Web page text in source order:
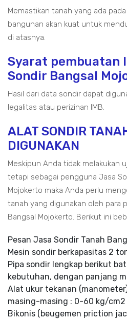
Memastikan tanah yang ada
bangunan akan kuat untuk
di atasnya.
Syarat pembuatan
Sondir Bangsal
Hasil dari data sondir dapat
legalitas atau perizinan IMB.
ALAT SONDIR
DIGUNAKAN
Meskipun Anda tidak melakukan
tetapi sebagai pengguna Jasa
Mojokerto maka Anda perlu
tanah yang digunakan oleh para
Bangsal Mojokerto. Berikut ini
Pesan Jasa Sondir Tanah
Mesin sondir berkapasitas 2
Pipa sondir lengkap berikut
kebutuhan, dengan panjang
Alat ukur tekanan
masing-masing : 0-60 kg/
Bikonis (beugemen priction